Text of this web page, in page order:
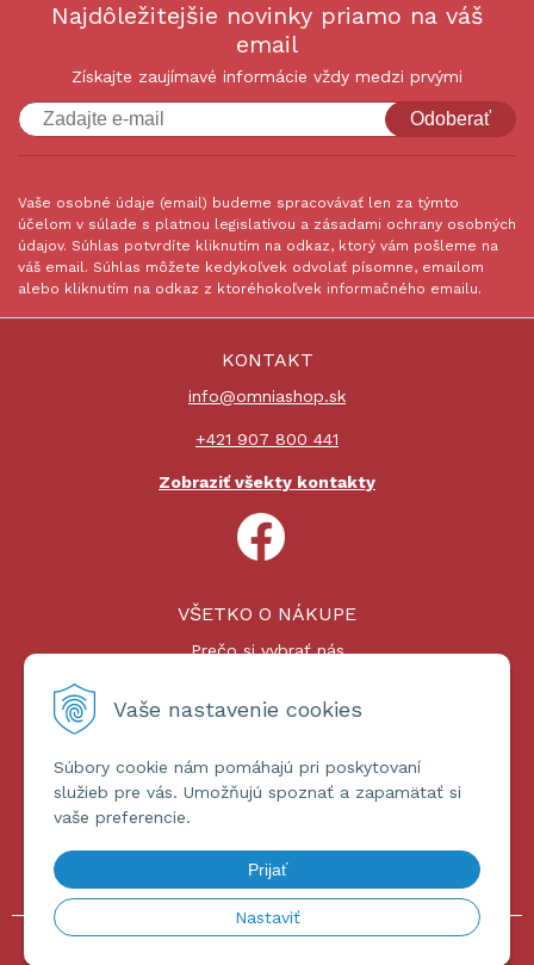
Vaše nastavenie cookies
Súbory cookie nám pomáhajú pri poskytovaní
služieb pre vás. Umožňujú spoznať a zapamätať si
vaše preferencie.
Prijať
Nastaviť
Najdôležitejšie novinky priamo na váš
email
Získajte zaujímavé informácie vždy medzi prvými
Odoberať
Vaše osobné údaje (email) budeme spracovávať len za týmto
účelom v súlade s platnou legislatívou a zásadami ochrany osobných
údajov. Súhlas potvrdíte kliknutím na odkaz, ktorý vám pošleme na
váš email. Súhlas môžete kedykoľvek odvolať písomne, emailom
alebo kliknutím na odkaz z ktoréhokoľvek informačného emailu.
KONTAKT
info@omniashop.sk
+421 907 800 441
Zobraziť všekty kontakty
VŠETKO O NÁKUPE
Prečo si vybrať nás
Platby a doprava
ĎALŠIE INFORMÁCIE
Obchodné podmienky
Ochrana osobných údajov
© 2026 omniashop.sk •tvorba eshopu cez UNIobchod,webhosting